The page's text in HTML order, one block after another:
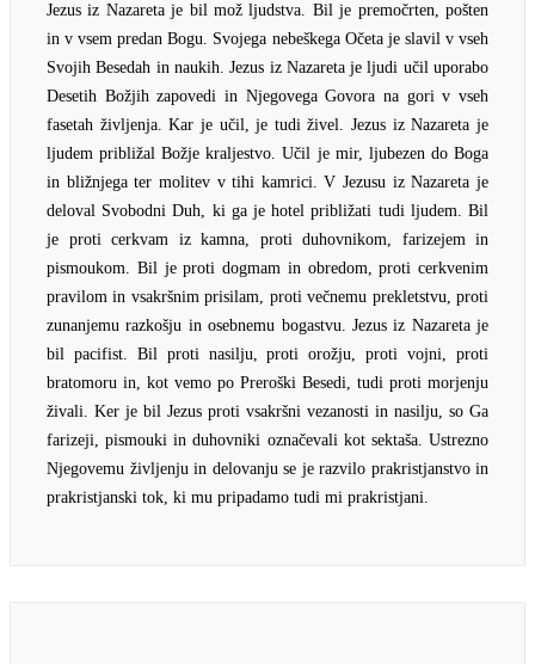
Jezus iz Nazareta je bil mož ljudstva. Bil je premočrten, pošten
in v vsem predan Bogu. Svojega nebeškega Očeta je slavil v vseh
Svojih Besedah in naukih. Jezus iz Nazareta je ljudi učil uporabo
Desetih Božjih zapovedi in Njegovega Govora na gori v vseh
fasetah življenja. Kar je učil, je tudi živel. Jezus iz Nazareta je
ljudem približal Božje kraljestvo. Učil je mir, ljubezen do Boga
in bližnjega ter molitev v tihi kamrici. V Jezusu iz Nazareta je
deloval Svobodni Duh, ki ga je hotel približati tudi ljudem. Bil
je proti cerkvam iz kamna, proti duhovnikom, farizejem in
pismoukom. Bil je proti dogmam in obredom, proti cerkvenim
pravilom in vsakršnim prisilam, proti večnemu prekletstvu, proti
zunanjemu razkošju in osebnemu bogastvu. Jezus iz Nazareta je
bil pacifist. Bil proti nasilju, proti orožju, proti vojni, proti
bratomoru in, kot vemo po Preroški Besedi, tudi proti morjenju
živali. Ker je bil Jezus proti vsakršni vezanosti in nasilju, so Ga
farizeji, pismouki in duhovniki označevali kot sektaša. Ustrezno
Njegovemu življenju in delovanju se je razvilo prakristjanstvo in
prakristjanski tok, ki mu pripadamo tudi mi prakristjani.